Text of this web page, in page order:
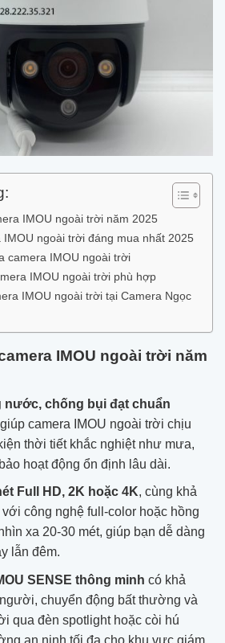
IMOU ngoài trời năm 2025
IMOU ngoài trời đáng mua nhất 2025
camera IMOU ngoài trời
IMOU ngoài trời phù hợp
IMOU ngoài trời tại Camera Ngọc
IMOU ngoài trời năm
nước, chống bụi đạt chuẩn
camera IMOU ngoài trời chịu
thời tiết khắc nghiệt như mưa,
hoạt động ổn định lâu dài.
Full HD, 2K hoặc 4K, cùng khả
công nghệ full-color hoặc hồng
xa 20-30 mét, giúp bạn dễ dàng
lẫn đêm.
SENSE thông minh có khả
chuyển động bất thường và
qua đèn spotlight hoặc còi hú
an ninh tối đa cho khu vực giám